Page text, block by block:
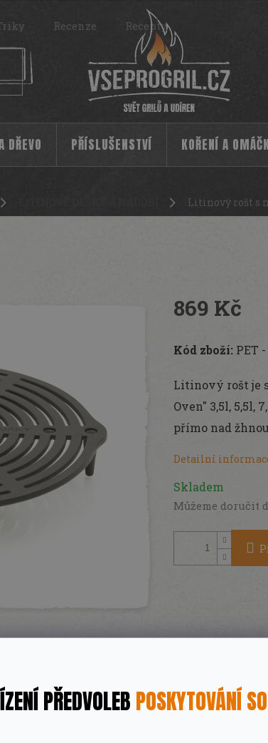
PŘEDVOLEBPOSKYTOVÁNÍ
Recenze Recepty
DŘEVO PŘÍSLUŠENSTVÍ KOŘENÍ A
Litinový rošt s
869 Kč
cena:
Skladem
Můžeme doručit
Kód zboží: PET -
Litinový rošt je
Oven" 3,5l, 5,5l,
přímo nad
Detailní